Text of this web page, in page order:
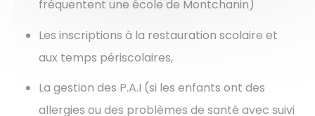
fréquentent une école de Montchanin)
Les inscriptions à la restauration scolaire et
aux temps périscolaires,
La gestion des P.A.I (si les enfants ont des
allergies ou des problèmes de santé avec suivi